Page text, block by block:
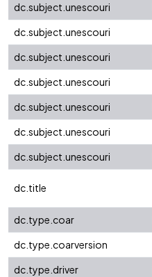
dc.subject.unescouri
dc.subject.unescouri
dc.subject.unescouri
dc.subject.unescouri
dc.subject.unescouri
dc.subject.unescouri
dc.subject.unescouri
dc.title
dc.type.coar
dc.type.coarversion
dc.type.driver